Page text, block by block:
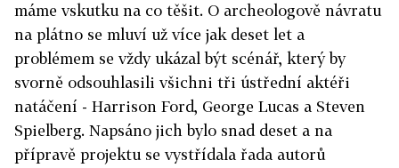
máme vskutku na co těšit. O archeologově návratu
na plátno se mluví už více jak deset let a
problémem se vždy ukázal být scénář, který by
svorně odsouhlasili všichni tři ústřední aktéři
natáčení - Harrison Ford, George Lucas a Steven
Spielberg. Napsáno jich bylo snad deset a na
přípravě projektu se vystřídala řada autorů